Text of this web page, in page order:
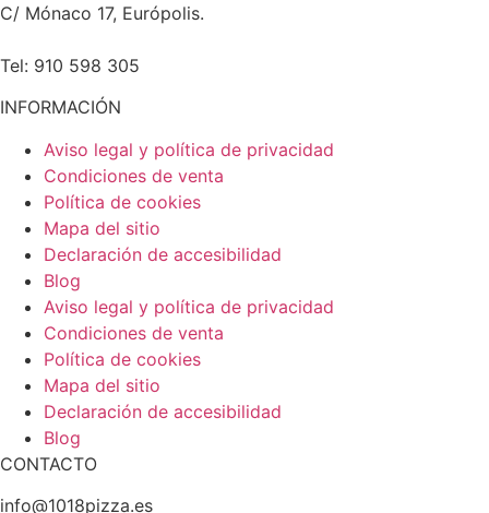
C/ Mónaco 17, Európolis.
Tel: 910 598 305
INFORMACIÓN
Aviso legal y política de privacidad
Condiciones de venta
Política de cookies
Mapa del sitio
Declaración de accesibilidad
Blog
Aviso legal y política de privacidad
Condiciones de venta
Política de cookies
Mapa del sitio
Declaración de accesibilidad
Blog
CONTACTO
info@1018pizza.es